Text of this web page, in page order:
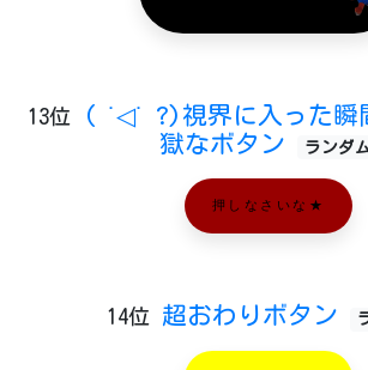
13位
( ˙◁˙ ?)視界に入った瞬
獄なボタン
ランダ
押しなさいな★
14位 超おわりボタン